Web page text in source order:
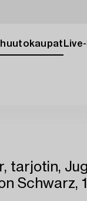
tarjotin,
Schwarz,